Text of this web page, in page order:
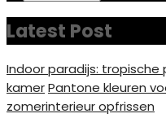
Latest Post
Indoor paradijs: tropische
kamerPantone kleuren
zomerinterieur opfrissen